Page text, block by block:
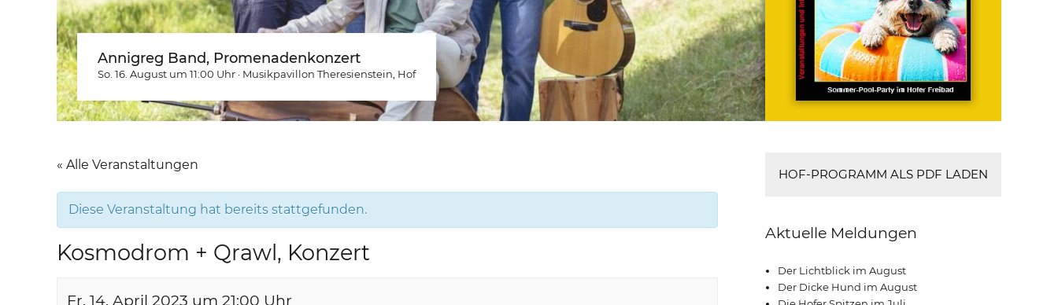
Annigreg Band, Promenadenkonzert
So. 16. August um 11:00 Uhr · Musikpavillon Theresienstein , Hof
« Alle Veranstaltungen
Diese Veranstaltung hat bereits stattgefunden.
Kosmodrom + Qrawl, Konzert
Fr. 14. April 2023 um 21:00 Uhr
HOF-PROGRAMM ALS PDF LADEN
Aktuelle Meldungen
Der Lichtblick im August
Der Dicke Hund im August